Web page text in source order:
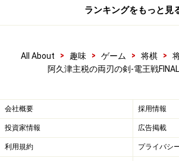
を思い通り操ったというのか？そん
か？彼は、それを公開するのか？当然
集まった。そして、それは、あっさり
氏はAWAKEの癖をつかんでいたという
ランキングをもっと見
All About > 趣味 > ゲーム > 将棋 >
阿久津主税の両刃の剣-電王戦
会社概要 採用情報
投資家情報 広告掲載
利用規約 プライバシ